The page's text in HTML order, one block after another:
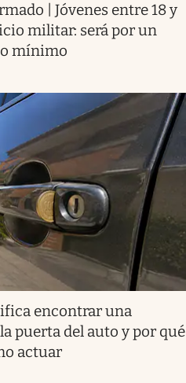
| Jóvenes entre 18 y
militar: será por un
mínimo
encontrar una
puerta del auto y por qué
actuar